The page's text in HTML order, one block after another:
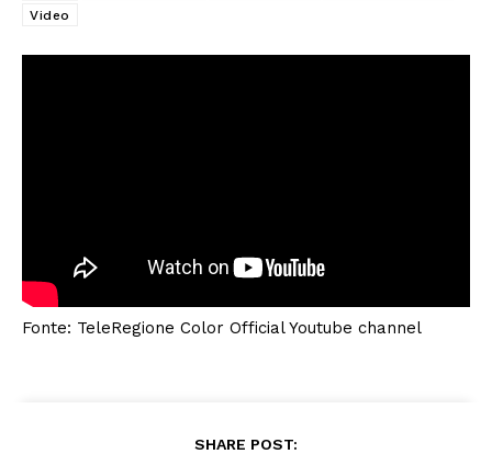
Video
Fonte: TeleRegione Color Official Youtube channel
SHARE POST: